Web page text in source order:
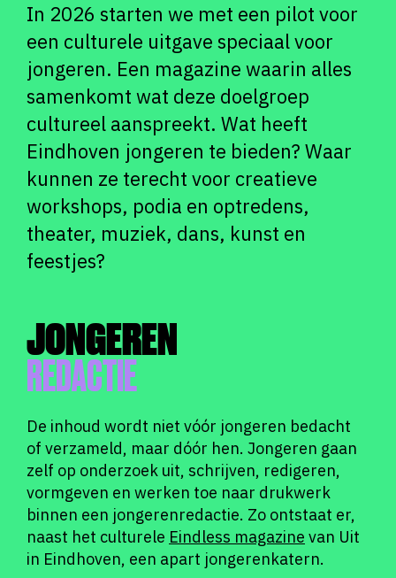
In 2026 starten we met een pilot voor
een culturele uitgave speciaal voor
jongeren. Een magazine waarin alles
samenkomt wat deze doelgroep
cultureel aanspreekt. Wat heeft
Eindhoven jongeren te bieden? Waar
kunnen ze terecht voor creatieve
workshops, podia en optredens,
theater, muziek, dans, kunst en
feestjes?
JONGEREN
REDACTIE
De inhoud wordt niet vóór jongeren bedacht
of verzameld, maar dóór hen. Jongeren gaan
zelf op onderzoek uit, schrijven, redigeren,
vormgeven en werken toe naar drukwerk
binnen een jongerenredactie. Zo ontstaat er,
naast het culturele Eindless magazine van Uit
in Eindhoven, een apart jongerenkatern.